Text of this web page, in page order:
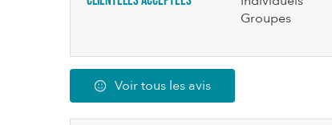
Groupes
Voir tous les avis